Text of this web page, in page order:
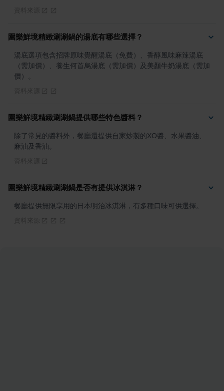
圍樂鮮境精緻涮涮鍋的湯底有哪些選擇？
湯底選項包含招牌原味覺醒湯底（免費）、香醇風味麻辣湯底
（需加價）、養生何首烏湯底（需加價）及美顏牛奶湯底（需加
價）。
圍樂鮮境精緻涮涮鍋提供哪些特色醬料？
除了常見的醬料外，餐廳還提供自家炒製的XO醬、水果醬油、
麻油及香油。
圍樂鮮境精緻涮涮鍋是否有提供冰淇淋？
餐廳提供無限享用的日本明治冰淇淋，有多種口味可供選擇。